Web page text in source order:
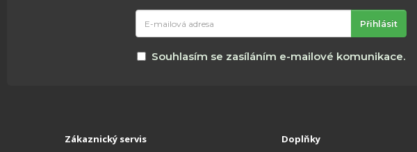
mailová
adresa
Přihlásit
Souhlasím se zasíláním e-mailové komunikace.
Zákaznický servis Doplňky